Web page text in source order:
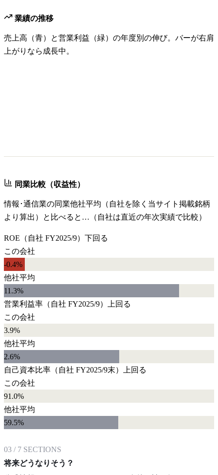
業績の推移
売上高（青）と営業利益（緑）の年度別の伸び。バーが右肩
上がりなら成長中。
同業比較（収益性）
情報･通信業の同業他社平均（自社を除く当サイト掲載銘柄
より算出）と比べると…（自社は直近の年次実績で比較）
ROE （自社 FY2025/9） 下回る
この会社
-0.4%
他社平均
11.3%
営業利益率 （自社 FY2025/9）
上回る
この会社
3.9%
他社平均
2.6%
自己資本比率 （自社 FY2025/9末）
上回る
この会社
91.0%
他社平均
59.5%
03 / 7 SECTIONS
将来どうなりそう？